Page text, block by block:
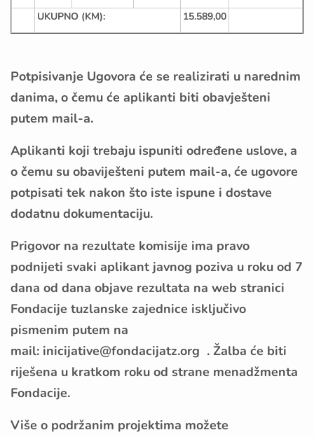
UKUPNO (KM):
15.589,00
Potpisivanje Ugovora će se realizirati u narednim
danima, o čemu će aplikanti biti obavješteni
putem mail-a.
Aplikanti koji trebaju ispuniti određene uslove, a
o čemu su obaviješteni putem mail-a, će ugovore
potpisati tek nakon što iste ispune i dostave
dodatnu dokumentaciju.
Prigovor na rezultate komisije ima pravo
podnijeti svaki aplikant javnog poziva u roku od 7
dana od dana objave rezultata na web stranici
Fondacije tuzlanske zajednice isključivo
pismenim putem na
mail: inicijative@fondacijatz.org . Žalba će biti
riješena u kratkom roku od strane menadžmenta
Fondacije.
Više o podržanim projektima možete